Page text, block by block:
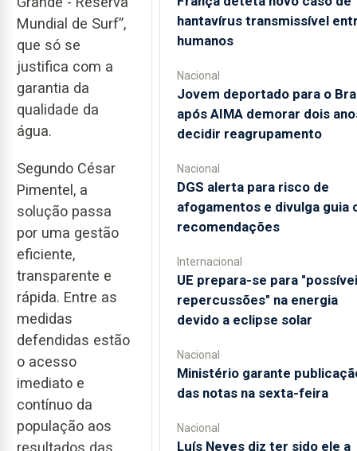
Mundial de Surf”,
que só se
justifica com a
garantia da
qualidade da
água.
Segundo César
Pimentel, a
solução passa
por uma gestão
eficiente,
transparente e
rápida. Entre as
medidas
defendidas estão
o acesso
imediato e
contínuo da
população aos
resultados das
hantavírus transmissível
humanos
Nacional
Jovem deportado para o
após AIMA demorar dois
decidir reagrupamento
Nacional
DGS alerta para risco de
afogamentos e divulga guia
recomendações
Internacional
UE prepara-se para
repercussões" na energia
devido a eclipse solar
Nacional
Ministério garante
das notas na sexta-feira
Nacional
Luís Neves diz ter sido ele a